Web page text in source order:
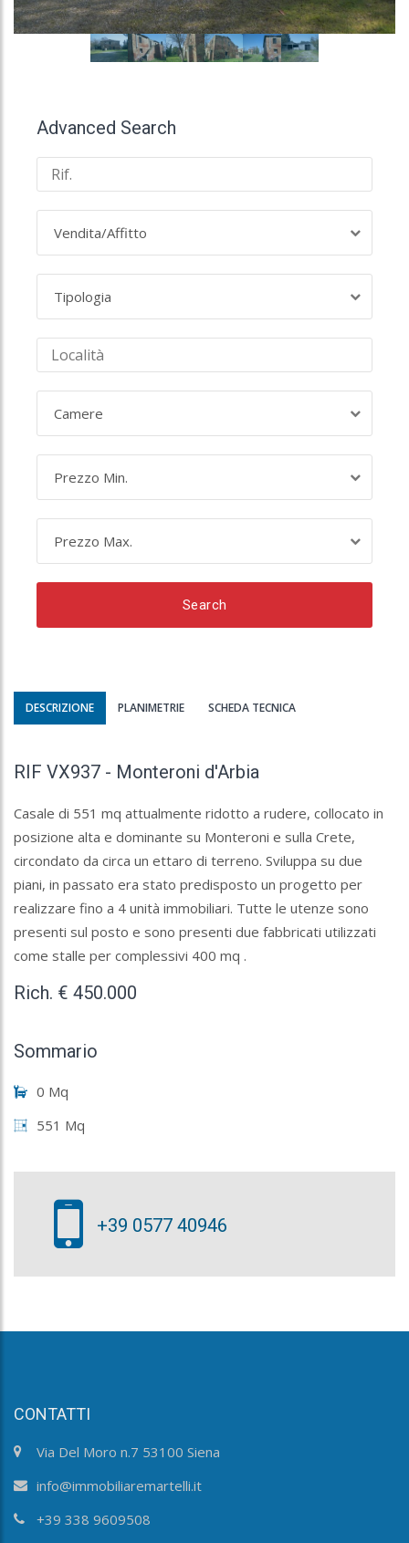
Advanced Search
Vendita/Affitto
Tipologia
Camere
Prezzo Min.
Prezzo Max.
Search
DESCRIZIONE PLANIMETRIE SCHEDA TECNICA
RIF VX937 - Monteroni d'Arbia
Casale di 551 mq attualmente ridotto a rudere, collocato in
posizione alta e dominante su Monteroni e sulla Crete,
circondato da circa un ettaro di terreno. Sviluppa su due
piani, in passato era stato predisposto un progetto per
realizzare fino a 4 unità immobiliari. Tutte le utenze sono
presenti sul posto e sono presenti due fabbricati utilizzati
come stalle per complessivi 400 mq .
Rich. € 450.000
Sommario
0 Mq
551 Mq
+39 0577 40946
CONTATTI
Via Del Moro n.7 53100 Siena
info@immobiliaremartelli.it
+39 338 9609508